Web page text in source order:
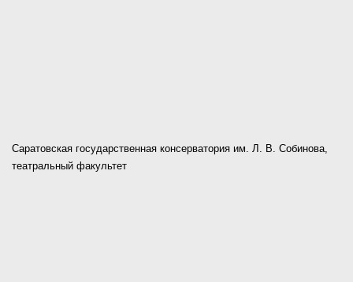
Саратовская государственная консерватория им. Л. В. Собинова,
театральный факультет